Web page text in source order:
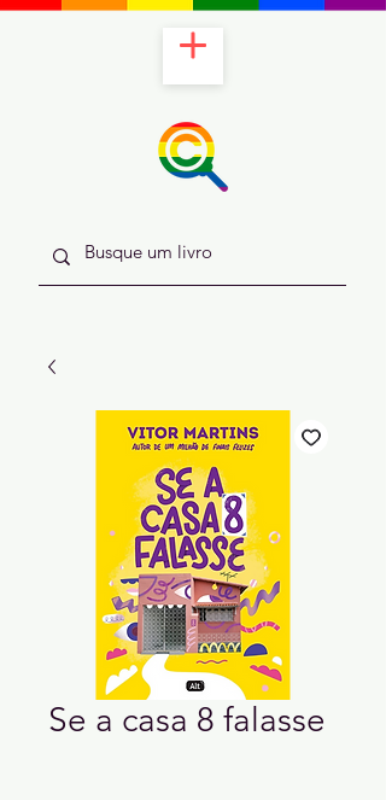
Se a casa 8 falasse